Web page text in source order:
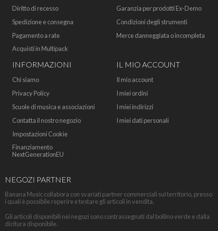
Diritto di recesso
Spedizione e consegna
Pagamento a rate
Acquisti in Multipack
Garanzia per prodotti Ex-Demo
Condizioni degli strumenti
Merce danneggiata o incompleta
INFORMAZIONI
Chi siamo
Privacy Policy
Scuole di musica e associazioni
Contatta il nostro negozio
Impostazioni Cookie
Finanziamento
NextGenerationEU
IL MIO ACCOUNT
Il mio account
I miei ordini
I miei indirizzi
I miei dati personali
NEGOZI PARTNER
Banana Music collabora con svariati partner commerciali sul territorio, presso
i quali è possibile reperire e testare gli articoli in vendita.
Gli articoli disponibili nei negozi sono contrassegnati dal bollino verde e dalla
dicitura disponibile.